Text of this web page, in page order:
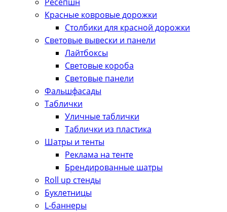
Красные ковровые дорожки
Столбики для красной дорожки
Световые вывески и панели
Лайтбоксы
Световые короба
Световые панели
Фальшфасады
Таблички
Уличные таблички
Таблички из пластика
Шатры и тенты
Реклама на тенте
Брендированные шатры
Roll up стенды
Буклетницы
L-баннеры